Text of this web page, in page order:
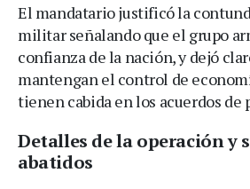
El mandatario justificó la
militar señalando que el grupo
confianza de la nación, y dejó
mantengan el control de
tienen cabida en los acuerdos de
Detalles de la operación y
abatidos